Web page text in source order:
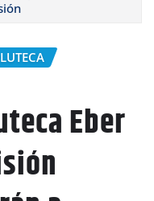
Eber